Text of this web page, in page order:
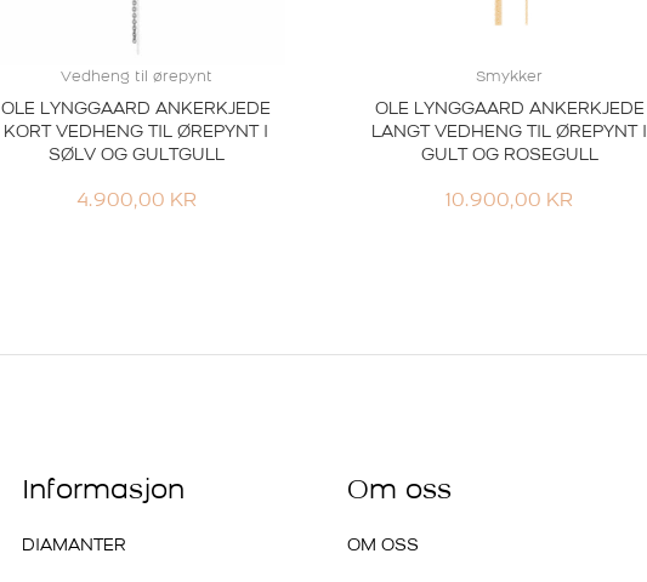
Vedheng til ørepynt
OLE LYNGGAARD ANKERKJEDE
KORT VEDHENG TIL ØREPYNT I
SØLV OG GULTGULL
4.900,00 KR
Smykker
OLE LYNGGAARD ANKERKJEDE
LANGT VEDHENG TIL ØREPYNT I
GULT OG ROSEGULL
10.900,00 KR
Informasjon
DIAMANTER
Om oss
OM OSS